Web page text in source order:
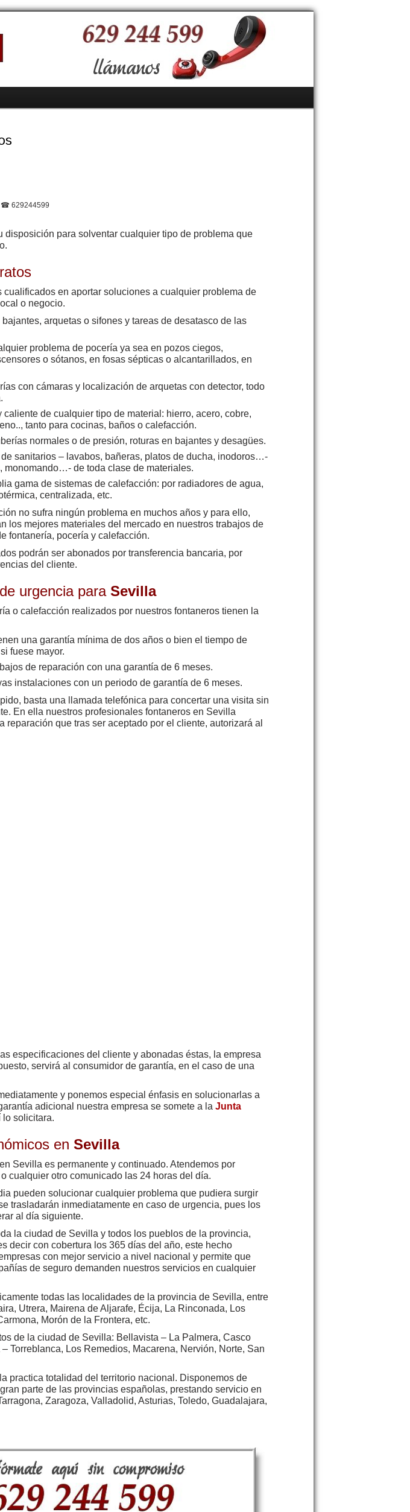
disposición para solventar cualquier tipo de problema que
cualificados en aportar soluciones a cualquier problema de
o negocio.
arquetas o sifones y tareas de desatasco de las
problema de pocería ya sea en pozos ciegos,
o sótanos, en fosas sépticas o alcantarillados, en
con cámaras y localización de arquetas con detector, todo
de cualquier tipo de material: hierro, acero, cobre,
tanto para cocinas, baños o calefacción.
normales o de presión, roturas en bajantes y desagües.
de sanitarios – lavabos, bañeras, platos de ducha, inodoros…-
monomando…- de toda clase de materiales.
gama de sistemas de calefacción: por radiadores de agua,
centralizada, etc.
no sufra ningún problema en muchos años y para ello,
los mejores materiales del mercado en nuestros trabajos de
fontanería, pocería y calefacción.
podrán ser abonados por transferencia bancaria, por
del cliente.
urgencia para Sevilla
o calefacción realizados por nuestros fontaneros tienen la
una garantía mínima de dos años o bien el tiempo de
fuese mayor.
de reparación con una garantía de 6 meses.
instalaciones con un periodo de garantía de 6 meses.
basta una llamada telefónica para concertar una visita sin
En ella nuestros profesionales fontaneros en Sevilla
que tras ser aceptado por el cliente, autorizará al
especificaciones del cliente y abonadas éstas, la empresa
servirá al consumidor de garantía, en el caso de una
y ponemos especial énfasis en solucionarlas a
adicional nuestra empresa se somete a la Junta
solicitara.
en Sevilla
Sevilla es permanente y continuado. Atendemos por
cualquier otro comunicado las 24 horas del día.
pueden solucionar cualquier problema que pudiera surgir
trasladarán inmediatamente en caso de urgencia, pues los
al día siguiente.
la ciudad de Sevilla y todos los pueblos de la provincia,
decir con cobertura los 365 días del año, este hecho
con mejor servicio a nivel nacional y permite que
de seguro demanden nuestros servicios en cualquier
todas las localidades de la provincia de Sevilla, entre
Utrera, Mairena de Aljarafe, Écija, La Rinconada, Los
Morón de la Frontera, etc.
de la ciudad de Sevilla: Bellavista – La Palmera, Casco
Torreblanca, Los Remedios, Macarena, Nervión, Norte, San
practica totalidad del territorio nacional. Disponemos de
parte de las provincias españolas, prestando servicio en
Zaragoza, Valladolid, Asturias, Toledo, Guadalajara,